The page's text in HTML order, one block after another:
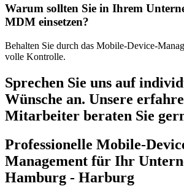
Warum sollten Sie in Ihrem
MDM einsetzen?
Behalten Sie durch das Mobile-Device-
volle Kontrolle.
Sprechen Sie uns auf
Wünsche an. Unsere
Mitarbeiter beraten Sie
Professionelle Mobile-
Management für Ihr
Hamburg - Harburg